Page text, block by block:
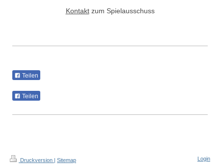
Kontaktzum Spielausschuss
Teilen
Teilen
Druckversion Sitemap
Login